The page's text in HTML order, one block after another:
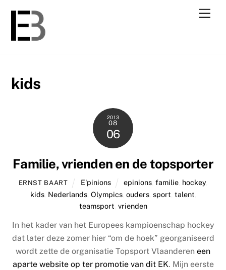
kids
2013
08
06
Familie, vrienden en de topsporter
ERNST BAART E'pinions epinions ,familie hockey,
kids, Nederlands, Olympics, ouders, sport talent
teamsport vrienden
In het kader van het Europees kampioenschap hockey
dat later deze zomer hier “om de hoek” georganiseerd
wordt zette de organisatie Topsport Vlaanderen een
aparte website op ter promotie van dit EK. Mijn eerste